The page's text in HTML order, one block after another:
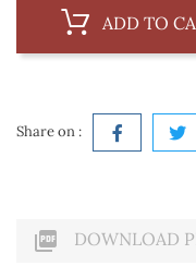
ADD TO
Share on :
 DOWNLOAD